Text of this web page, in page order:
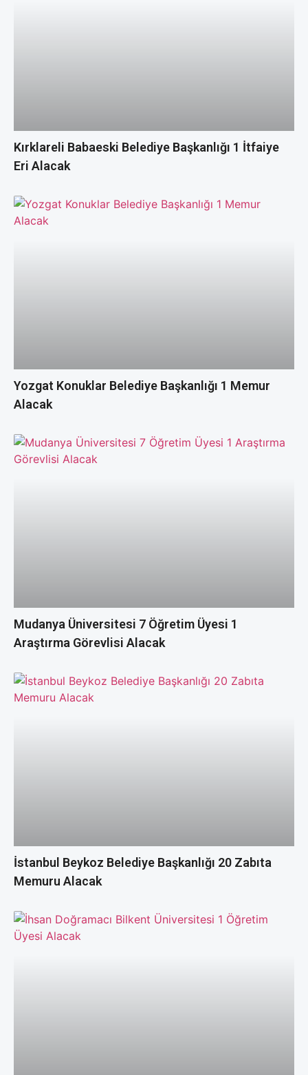
Kırklareli Babaeski Belediye Başkanlığı 1 İtfaiye
Eri Alacak
Yozgat Konuklar Belediye Başkanlığı 1 Memur
Alacak
Mudanya Üniversitesi 7 Öğretim Üyesi 1
Araştırma Görevlisi Alacak
İstanbul Beykoz Belediye Başkanlığı 20 Zabıta
Memuru Alacak